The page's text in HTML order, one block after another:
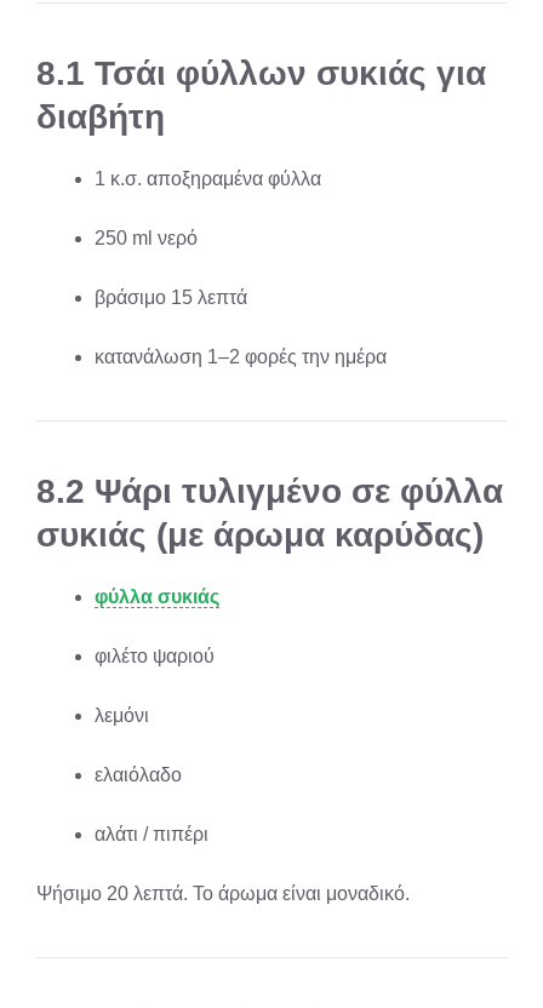
8.1 Τσάι φύλλων συκιάς για
διαβήτη
1 κ.σ. αποξηραμένα φύλλα
250 ml νερό
βράσιμο 15 λεπτά
κατανάλωση 1–2 φορές την ημέρα
8.2 Ψάρι τυλιγμένο σε φύλλα
συκιάς (με άρωμα καρύδας)
φύλλα συκιάς
φιλέτο ψαριού
λεμόνι
ελαιόλαδο
αλάτι / πιπέρι
Ψήσιμο 20 λεπτά. Το άρωμα είναι μοναδικό.